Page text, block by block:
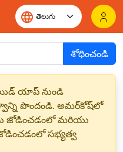
శోధించండి
యాప్ నుండి
పొందండి. అమర్‌కోష్‌లో
జోడించడంలో మరియు
సభ్యత్వ